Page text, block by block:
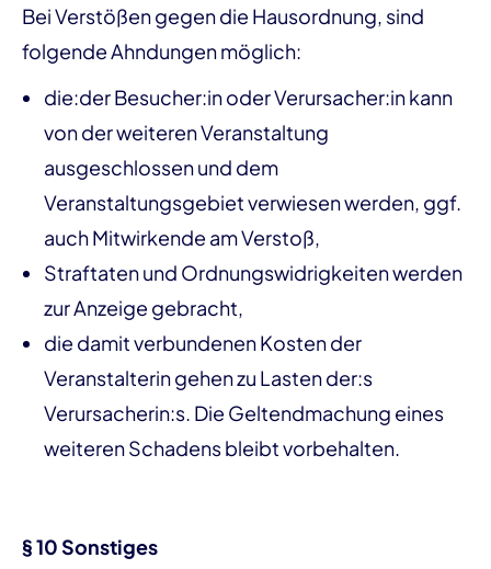
Bei Verstößen gegen die Hausordnung, sind
folgende Ahndungen möglich:
die:der Besucher:in oder Verursacher:in kann
von der weiteren Veranstaltung
ausgeschlossen und dem
Veranstaltungsgebiet verwiesen werden, ggf.
auch Mitwirkende am Verstoß,
Straftaten und Ordnungswidrigkeiten werden
zur Anzeige gebracht,
die damit verbundenen Kosten der
Veranstalterin gehen zu Lasten der:s
Verursacherin:s. Die Geltendmachung eines
weiteren Schadens bleibt vorbehalten.
§ 10 Sonstiges